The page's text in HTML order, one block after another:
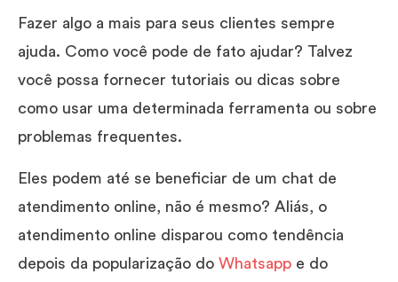
Fazer algo a mais para seus clientes sempre
ajuda. Como você pode de fato ajudar? Talvez
você possa fornecer tutoriais ou dicas sobre
como usar uma determinada ferramenta ou sobre
problemas frequentes.
Eles podem até se beneficiar de um chat de
atendimento online, não é mesmo? Aliás, o
atendimento online disparou como tendência
depois da popularização do Whatsapp e do